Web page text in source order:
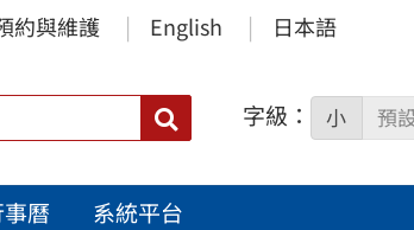
約與維護 English 日本語
搜
尋：
字級： 小 預
曆
系統平台